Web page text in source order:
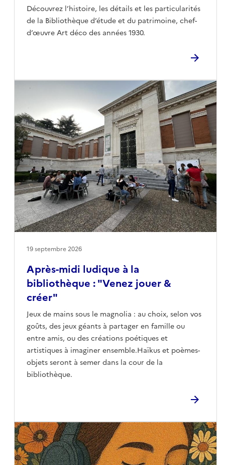
Découvrez l’histoire, les détails et les particularités
de la Bibliothèque d’étude et du patrimoine, chef-
d’œuvre Art déco des années 1930.
Après-midi ludique à la
bibliothèque : "Venez jouer &
créer"
Jeux de mains sous le magnolia : au choix, selon vos
goûts, des jeux géants à partager en famille ou
entre amis, ou des créations poétiques et
artistiques à imaginer ensemble.Haïkus et poèmes-
objets seront à semer dans la cour de la
bibliothèque.
19 septembre 2026